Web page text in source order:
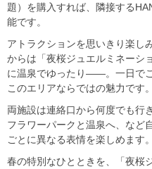
題）を購入すれば、隣接する
能です。
アトラクションを思いきり楽し
からは「夜桜ジュエルミネーシ
に温泉でゆったり――。一日で
このエリアならではの魅力です。
両施設は連絡口から何度でも行
フラワーパークと温泉へ、など
ごとに異なる表情を楽しめます。
春の特別なひとときを、「夜桜